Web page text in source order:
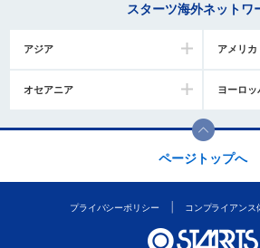
スターツ海外ネットワ
アジア アメリカ
オセアニア ヨーロッ
ページトップへ
プライバシーポリシー コンプライアンス